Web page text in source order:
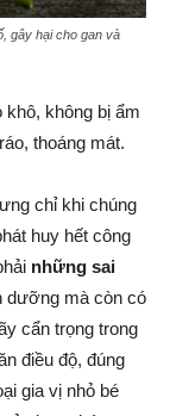
gây hại cho gan và
không bị ẩm
thoáng mát.
chỉ khi chúng
huy hết công
những sai
dưỡng mà còn có
cẩn trọng trong
điều độ, đúng
gia vị nhỏ bé